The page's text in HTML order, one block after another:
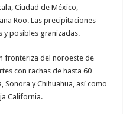
Ciudad de México,
Roo. Las precipitaciones
y posibles granizadas.
fronteriza del noroeste de
con rachas de hasta 60
Sonora y Chihuahua, así como
California.